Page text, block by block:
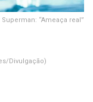
“Ameaça real”
Divulgação)